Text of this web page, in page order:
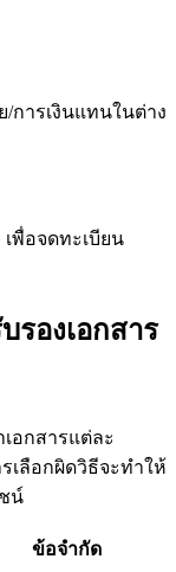
การเงินแทนในต่าง
พื่อจดทะเบียน
รองเอกสาร
อกสารแต่ละ
เลือกผิดวิธีจะทำให้
น์
ข้อจำกัด